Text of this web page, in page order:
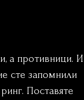
а противници. И
сте запомнили
Поставяте